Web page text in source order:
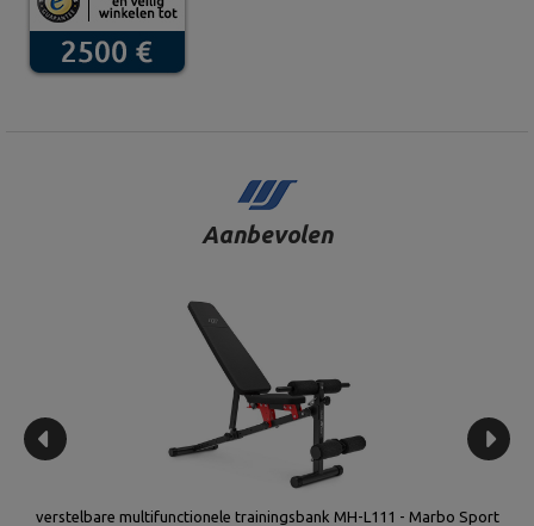
Aanbevolen
verstelbare multifunctionele trainingsbank MH-L111 - Marbo Sport